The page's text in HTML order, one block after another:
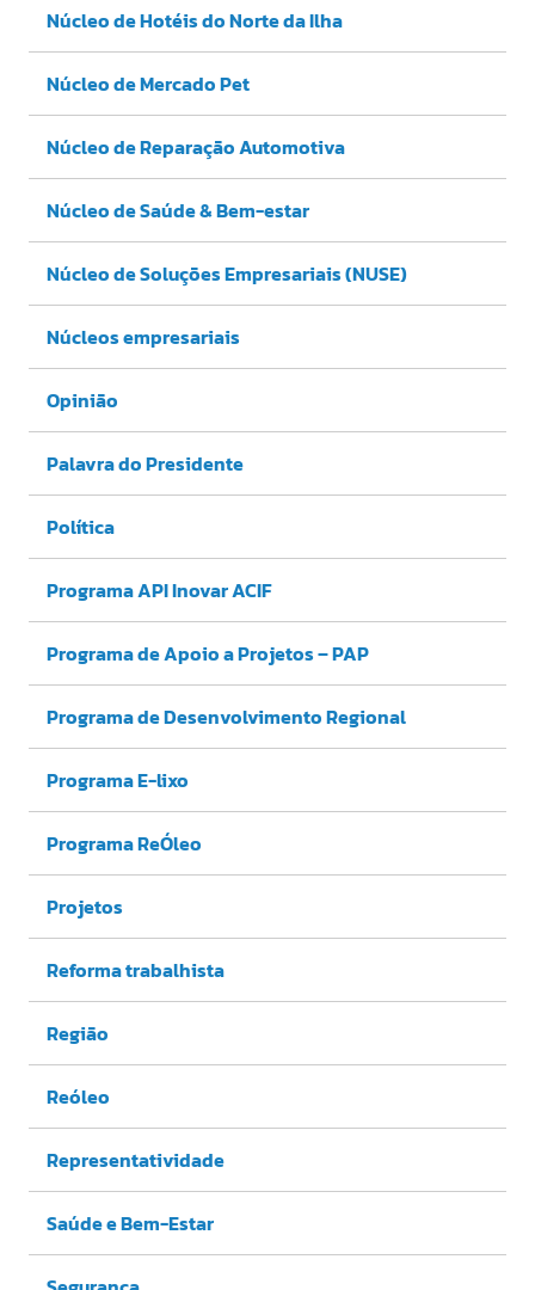
Núcleo de Hotéis do Norte da Ilha
Núcleo de Mercado Pet
Núcleo de Reparação Automotiva
Núcleo de Saúde & Bem-estar
Núcleo de Soluções Empresariais (NUSE)
Núcleos empresariais
Opinião
Palavra do Presidente
Política
Programa API Inovar ACIF
Programa de Apoio a Projetos – PAP
Programa de Desenvolvimento Regional
Programa E-lixo
Programa ReÓleo
Projetos
Reforma trabalhista
Região
Reóleo
Representatividade
Saúde e Bem-Estar